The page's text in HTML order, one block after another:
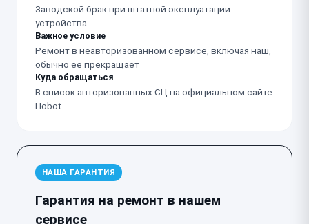
Заводской брак при штатной эксплуатации
устройства
Важное условие
Ремонт в неавторизованном сервисе, включая наш,
обычно её прекращает
Куда обращаться
В список авторизованных СЦ на официальном сайте
Hobot
НАША ГАРАНТИЯ
Гарантия на ремонт в нашем
сервисе